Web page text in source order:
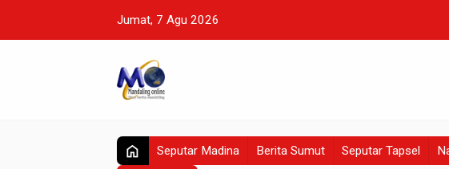
Jumat, 7 Agu 2026
home Seputar Madina Berita Sumut Seputar Tapsel